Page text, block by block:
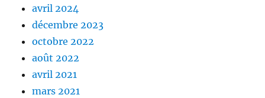
avril 2024
décembre 2023
octobre 2022
août 2022
avril 2021
mars 2021